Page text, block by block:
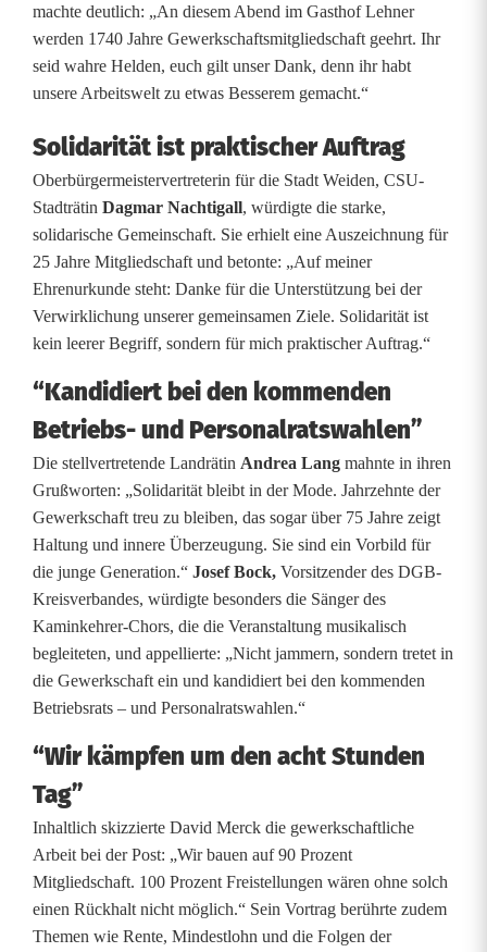
i
g
k
e
i
t
,
d
i
e
w
a
h
r
e
n
H
d
e
n
f
machte deutlich: „An diesem Abend im Gasthof Lehner
werden 1740 Jahre Gewerkschaftsmitgliedschaft geehrt. Ihr
seid wahre Helden, euch gilt unser Dank, denn ihr habt
unsere Arbeitswelt zu etwas Besserem gemacht.“
Solidarität ist praktischer Auftrag
Oberbürgermeistervertreterin für die Stadt Weiden, CSU-
Stadträtin Dagmar Nachtigall, würdigte die starke,
solidarische Gemeinschaft. Sie erhielt eine Auszeichnung für
25 Jahre Mitgliedschaft und betonte: „Auf meiner
Ehrenurkunde steht: Danke für die Unterstützung bei der
Verwirklichung unserer gemeinsamen Ziele. Solidarität ist
kein leerer Begriff, sondern für mich praktischer Auftrag.“
“Kandidiert bei den kommenden
Betriebs- und Personalratswahlen”
Die stellvertretende Landrätin Andrea Lang mahnte in ihren
Grußworten: „Solidarität bleibt in der Mode. Jahrzehnte der
Gewerkschaft treu zu bleiben, das sogar über 75 Jahre zeigt
Haltung und innere Überzeugung. Sie sind ein Vorbild für
die junge Generation.“ Josef Bock, Vorsitzender des DGB-
Kreisverbandes, würdigte besonders die Sänger des
Kaminkehrer-Chors, die die Veranstaltung musikalisch
begleiteten, und appellierte: „Nicht jammern, sondern tretet in
die Gewerkschaft ein und kandidiert bei den kommenden
Betriebsrats – und Personalratswahlen.“
“Wir kämpfen um den acht Stunden
Tag”
Inhaltlich skizzierte David Merck die gewerkschaftliche
Arbeit bei der Post: „Wir bauen auf 90 Prozent
Mitgliedschaft. 100 Prozent Freistellungen wären ohne solch
einen Rückhalt nicht möglich.“ Sein Vortrag berührte zudem
Themen wie Rente, Mindestlohn und die Folgen der